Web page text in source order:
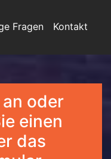
Fragen Kontakt
an oder
einen
das